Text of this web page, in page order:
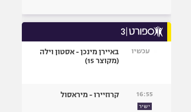
גיימינג E-Sports
עכשיו
באיירן מינכן - אסטון וילה
(מקוצר 15)
16:55
ישיר
קרוזיירו - מיראסול